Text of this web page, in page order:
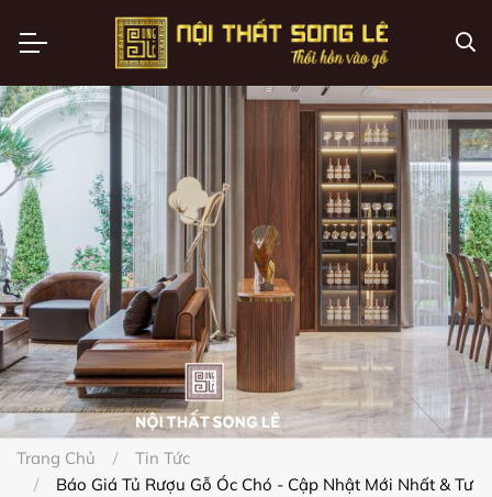
Trang Chủ
Tin Tức
Báo Giá Tủ Rượu Gỗ Óc Chó - Cập Nhật Mới Nhất & Tư